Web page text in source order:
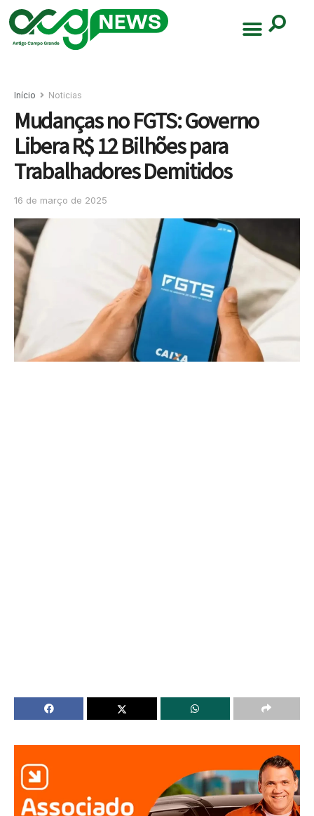
Início Noticias
Mudanças no FGTS: Governo
Libera R$ 12 Bilhões para
Trabalhadores Demitidos
16 de março de 2025